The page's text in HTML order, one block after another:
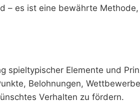
– es ist eine bewährte
spieltypischer Elemente und
Belohnungen,
Verhalten zu fördern.